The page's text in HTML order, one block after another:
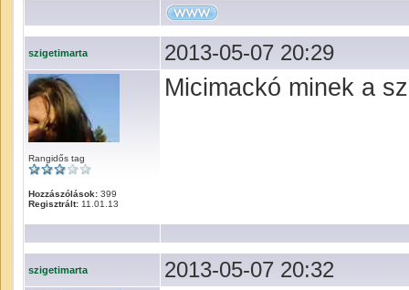
szigetimarta 2013-05-07 20:29
Rangidős tag
Hozzászólások: 399
Regisztrált: 11.01.13
Micimackó minek a
szigetimarta 2013-05-07 20:32